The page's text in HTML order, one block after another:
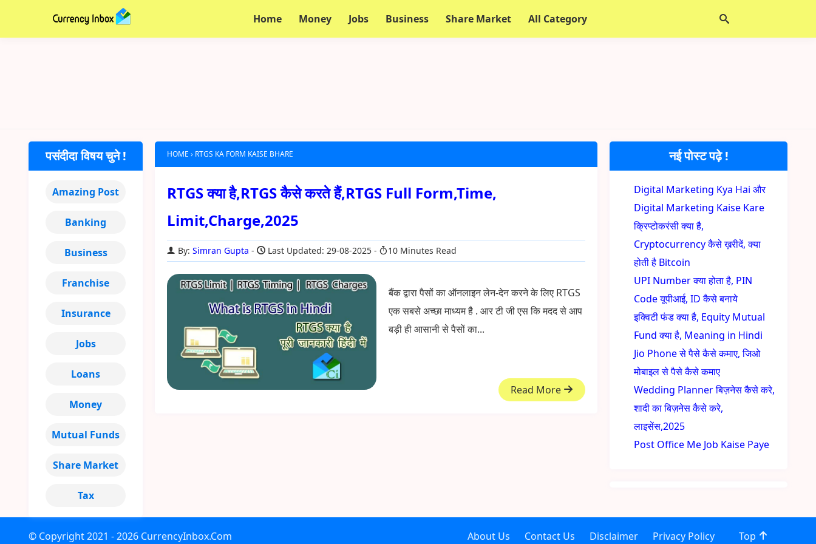
Home Money Jobs Business Share Market All Category
HOME › RTGS KA FORM KAISE BHARE
RTGS क्या है,RTGS कैसे करते हैं,RTGS Full Form,Time,
Limit,Charge,2025
By:Simran Gupta Last Updated: 29-08-2025 10 Minutes Read
बैंक द्वारा पैसों का ऑनलाइन लेन-देन करने के लिए RTGS
एक सबसे अच्छा माध्यम है . आर टी जी एस कि मदद से आप
बड़ी ही आसानी से पैसों का...
Read More
नई पोस्ट पढ़े !
Digital Marketing Kya Hai और
Digital Marketing Kaise Kare
क्रिप्टोकरंसी क्या है,
Cryptocurrency कैसे ख़रीदें, क्या
होती है Bitcoin
UPI Number क्या होता है, PIN
Code यूपीआई, ID कैसे बनाये
इक्विटी फंड क्या है, Equity Mutual
Fund क्या है, Meaning in Hindi
Jio Phone से पैसे कैसे कमाए, जिओ
मोबाइल से पैसे कैसे कमाए
Wedding Planner बिज़नेस कैसे करे,
शादी का बिज़नेस कैसे करे,
लाइसेंस,2025
Post Office Me Job Kaise Paye
पसंदीदा विषय चुने !
Amazing Post
Banking
Business
Franchise
Insurance
Jobs
Loans
Money
Mutual Funds
Share Market
Tax
© Copyright2021 - 2026 CurrencyInbox.Com About Us Contact Us Disclaimer Privacy Policy Top